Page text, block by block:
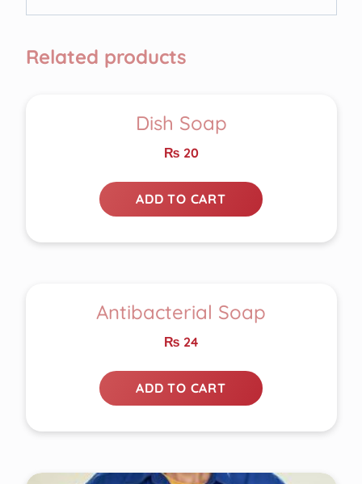
Related products
Dish Soap
₨ 20
ADD TO CART
Antibacterial Soap
₨ 24
ADD TO CART